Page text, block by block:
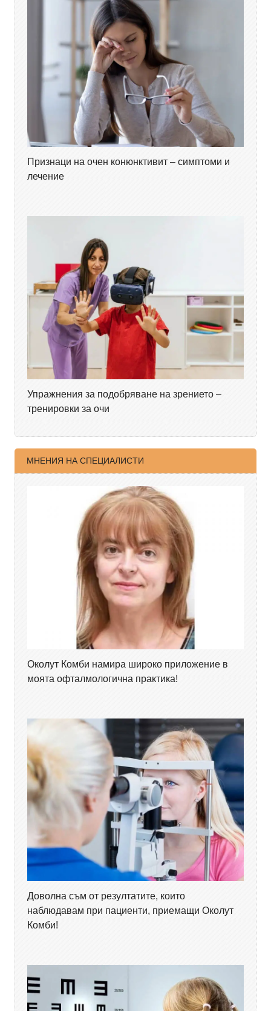
Признаци на очен конюнктивит – симптоми и
лечение
Упражнения за подобряване на зрението –
тренировки за очи
МНЕНИЯ НА СПЕЦИАЛИСТИ
Околут Комби намира широко приложение в
моята офталмологична практика!
Доволна съм от резултатите, които
наблюдавам при пациенти, приемащи Околут
Комби!